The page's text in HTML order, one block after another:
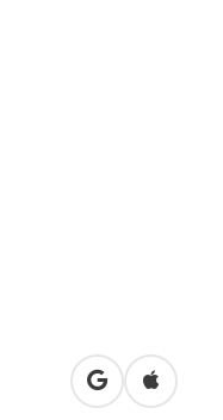
in Google
in